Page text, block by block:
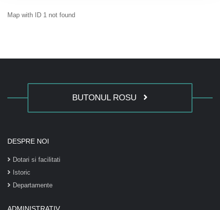
Map with ID 1 not found
BUTONUL ROSU
DESPRE NOI
Dotari si facilitati
Istoric
Departamente